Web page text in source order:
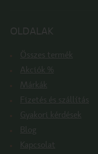
OLDALAK
Összes termék
Akciók %
Márkák
Fizetés és szállítás
Gyakori kérdések
Blog
Kapcsolat